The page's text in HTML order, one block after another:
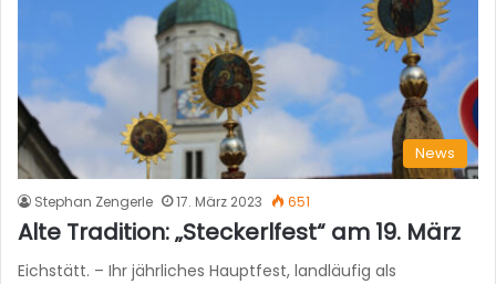
News
Stephan Zengerle 17. März 2023 651
Alte Tradition: „Steckerlfest“ am 19. März
Eichstätt. – Ihr jährliches Hauptfest, landläufig als